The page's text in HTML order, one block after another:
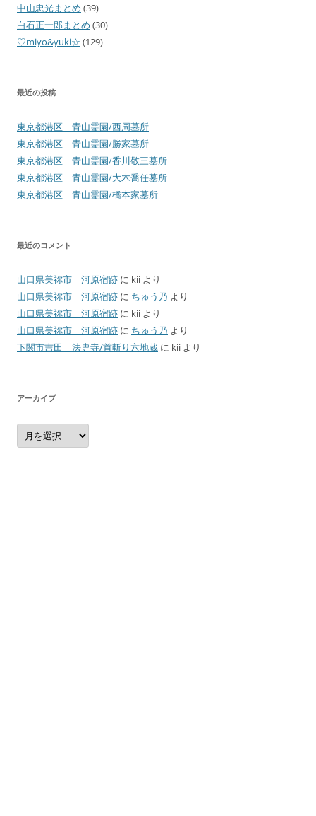
中山忠光まとめ (39)
白石正一郎まとめ (30)
♡miyo&yuki☆ (129)
最近の投稿
東京都港区 青山霊園/西周墓所
東京都港区 青山霊園/勝家墓所
東京都港区 青山霊園/香川敬三墓所
東京都港区 青山霊園/大木喬任墓所
東京都港区 青山霊園/橋本家墓所
最近のコメント
山口県美祢市 河原宿跡 に kii より
山口県美祢市 河原宿跡 に ちゅう乃 より
山口県美祢市 河原宿跡 に kii より
山口県美祢市 河原宿跡 に ちゅう乃 より
下関市吉田 法専寺/首斬り六地蔵 に kii より
アーカイブ
ア
ー
カ